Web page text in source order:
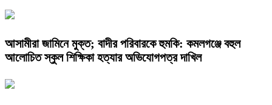
আসামীরা জামিনে মুক্ত; বাদীর পরিবারকে হুমকি: কমলগঞ্জে বহুল
আলোচিত স্কুল শিক্ষিকা হত্যার অভিযোগপত্র দাখিল